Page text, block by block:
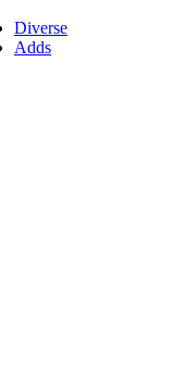
Diverse
Adds